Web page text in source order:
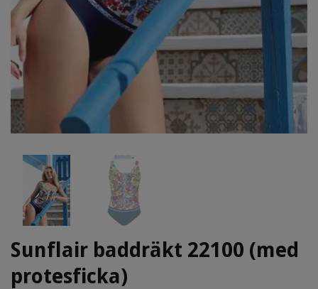
Sunflair baddräkt 22100 (med
protesficka)